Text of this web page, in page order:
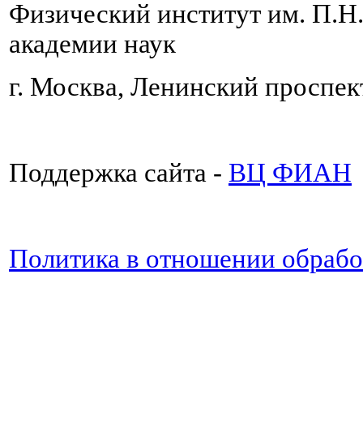
Физический институт им.
академии наук
г. Москва, Ленинский
Поддержка сайта - ВЦ ФИАН
Политика в отношении